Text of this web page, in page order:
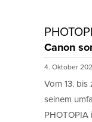
Canon
4. Oktober
Vom 13.
seinem